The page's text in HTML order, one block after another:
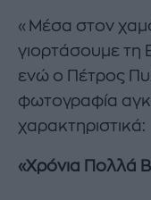
«Μέσα στον
γιορτάσουμε τη
ενώ ο Πέτρος
φωτογραφία
χαρακτηριστικά:
«Χρόνια Πολλά